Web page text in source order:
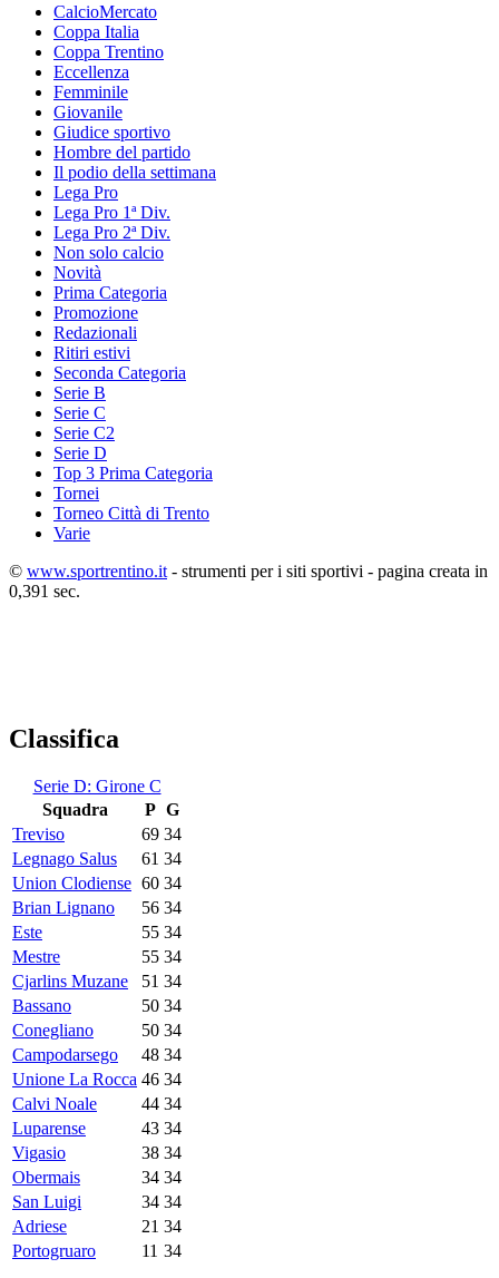
CalcioMercato
Coppa Italia
Coppa Trentino
Eccellenza
Femminile
Giovanile
Giudice sportivo
Hombre del partido
Il podio della settimana
Lega Pro
Lega Pro 1ª Div.
Lega Pro 2ª Div.
Non solo calcio
Novità
Prima Categoria
Promozione
Redazionali
Ritiri estivi
Seconda Categoria
Serie B
Serie C
Serie C2
Serie D
Top 3 Prima Categoria
Tornei
Torneo Città di Trento
Varie
© www.sportrentino.it - strumenti per i siti sportivi - pagina creata in
0,391 sec.
Classifica
Serie D: Girone C
Squadra
P G
Treviso
69 34
Legnago Salus
61 34
Union Clodiense 60 34
Brian Lignano
56 34
Este
55 34
Mestre
55 34
Cjarlins Muzane
51 34
Bassano
50 34
Conegliano
50 34
Campodarsego
48 34
Unione La Rocca 46 34
Calvi Noale
44 34
Luparense
43 34
Vigasio
38 34
Obermais
34 34
San Luigi
34 34
Adriese
21 34
Portogruaro
11 34